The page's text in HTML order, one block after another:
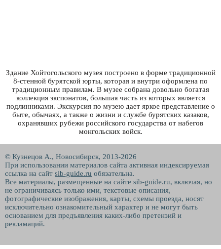
Здание Хойтогольского музея построено в форме традиционной
8-стенной бурятской юрты, которая и внутри оформлена по
традиционным правилам. В музее собрана довольно богатая
коллекция экспонатов, большая часть из которых является
подлинниками. Экскурсия по музею дает яркое представление о
быте, обычаях, а также о жизни и службе бурятских казаков,
охранявших рубежи российского государства от набегов
монгольских войск.
© Кузнецов А., Новосибирск, 2013-2026
При использовании материалов сайта активная индексируемая
ссылка на сайт sib-guide.ru обязательна.
Все материалы, размещенные на сайте sib-guide.ru, включая, но
не ограничиваясь только ими, текстовые описания,
фотографические изображения, карты, схемы проезда, носят
исключительно ознакомительный характер и не могут быть
основанием для предъявления каких-либо претензий и
рекламаций.